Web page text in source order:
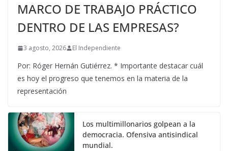
MARCO DE TRABAJO PRÁCTICO
DENTRO DE LAS EMPRESAS?
3 agosto, 2026 El Independiente
Por: Róger Hernán Gutiérrez. * Importante destacar cuál
es hoy el progreso que tenemos en la materia de la
representación
Los multimillonarios golpean a la
democracia. Ofensiva antisindical
mundial.